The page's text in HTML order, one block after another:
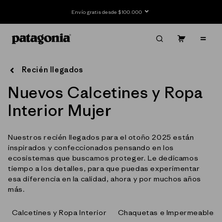
Envío gratis desde $100.000
Carrito
Recién llegados
C
o
e
c
c
ó
Nuevos Calcetines y Ropa
Interior Mujer
Nuestros recién llegados para el otoño 2025 están
inspirados y confeccionados pensando en los
ecosistemas que buscamos proteger. Le dedicamos
tiempo a los detalles, para que puedas experimentar
esa diferencia en la calidad, ahora y por muchos años
más.
Calcetines y Ropa Interior Chaquetas e Impermeables